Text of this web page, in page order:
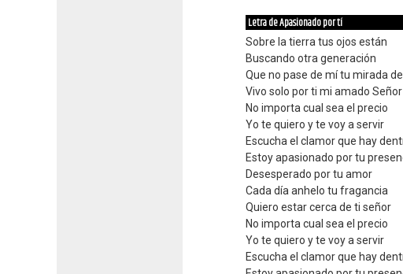
Letra de Apasionado por tí
Sobre la tierra tus ojos están
Buscando otra generación
Que no pase de mí tu mirada
Vivo solo por ti mi amado Señor
No importa cual sea el precio
Yo te quiero y te voy a servir
Escucha el clamor que hay
Estoy apasionado por tu
Desesperado por tu amor
Cada día anhelo tu fragancia
Quiero estar cerca de ti señor
No importa cual sea el precio
Yo te quiero y te voy a servir
Escucha el clamor que hay